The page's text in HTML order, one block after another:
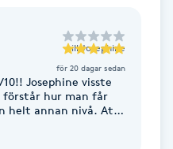
till Josephine
för 20 dagar sedan
Josephine visste
förstår hur man får
helt annan nivå. Att
igen ❤️